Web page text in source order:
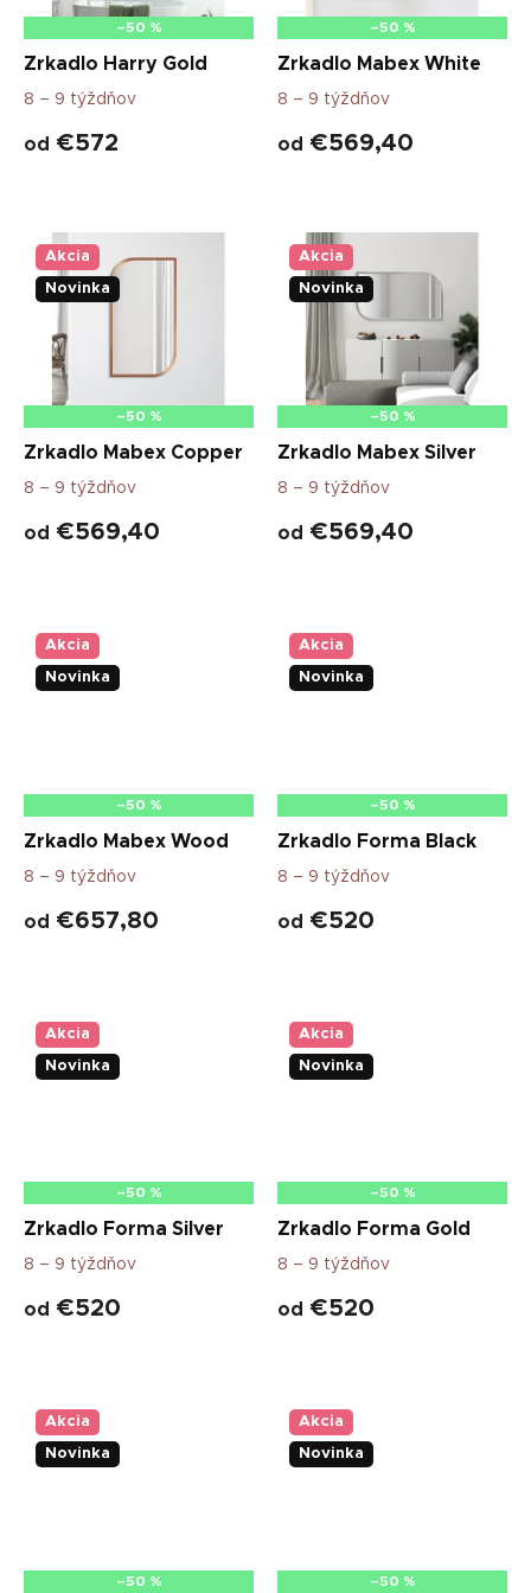
a
m
,
s
a
s
t
l
k
a
–50 %
Zrkadlo Harry Gold
8 – 9 týždňov
od €572
–50 %
Zrkadlo Mabex White
8 – 9 týždňov
od €569,40
Akcia
Novinka
–50 %
Zrkadlo Mabex Copper
8 – 9 týždňov
od €569,40
Akcia
Novinka
–50 %
Zrkadlo Mabex Silver
8 – 9 týždňov
od €569,40
Akcia
Novinka
–50 %
Zrkadlo Mabex Wood
8 – 9 týždňov
od €657,80
Akcia
Novinka
–50 %
Zrkadlo Forma Black
8 – 9 týždňov
od €520
Akcia
Novinka
–50 %
Zrkadlo Forma Silver
8 – 9 týždňov
od €520
Akcia
Novinka
–50 %
Zrkadlo Forma Gold
8 – 9 týždňov
od €520
Akcia
Novinka
–50 %
Akcia
Novinka
–50 %